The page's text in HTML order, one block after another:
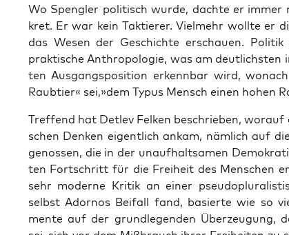
Wo Speng­ler poli­tisch wur­de, dach­te er immer
kret. Er war kein Tak­tie­rer. Viel­mehr woll­te er
das Wesen der Geschich­te erschau­en.
prak­ti­sche Anthro­po­lo­gie, was am deut­lichs­ten
ten Aus­gangs­po­si­ti­on erkenn­bar wird,
Raub­tier« sei,»dem Typus Mensch einen hohen
Tref­fend hat Det­lev Fel­ken beschrie­ben,
schen Den­ken eigent­lich ankam, näm­lich auf
ge­nos­sen, die in der unauf­halt­sa­men
ten Fort­schritt für die Frei­heit des Men­schen
sehr moder­ne Kri­tik an einer
selbst Ador­nos Bei­fall fand, basier­te wie so
men­te auf der grund­le­gen­den Über­zeu­gung,